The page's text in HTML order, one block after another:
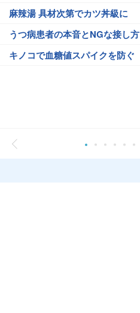
麻辣湯 具材次第でカツ丼級に
うつ病患者の本音とNGな接し方
キノコで血糖値スパイクを防ぐ